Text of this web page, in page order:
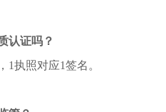
认证吗？
1执照对应1签名。